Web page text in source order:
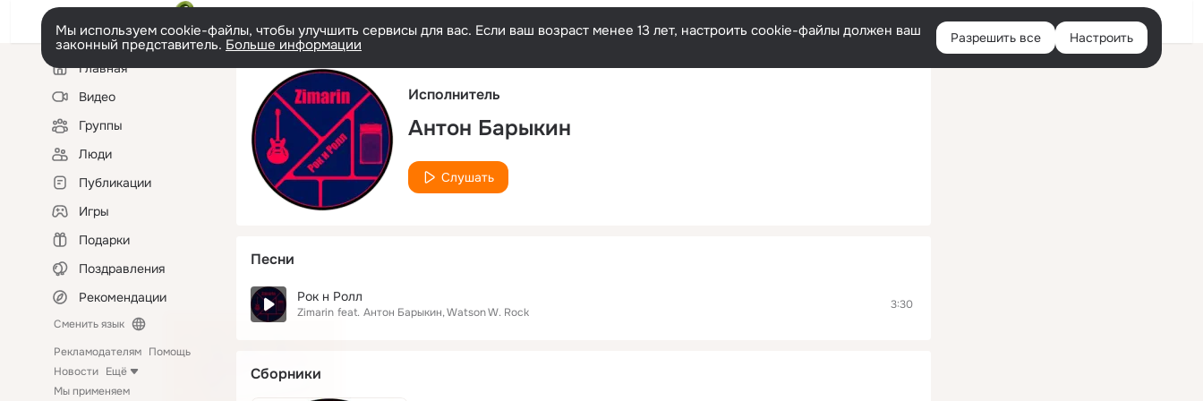
Русский Войти
Мы используем cookie-файлы, чтобы улучшить сервисы для вас. Если ваш возраст менее 13 лет, настроить cookie-файлы должен ваш
законный представитель. Больше информации Разрешить все Настроить
Левая
колонкаГлавная
Видео
Группы
Люди
Публикации
Игры
Подарки
Поздравления
Рекомендации
Сменить язык
Рекламодателям Помощь
Новости Ещё
Мы применяем
Исполнитель
Антон Барыкин
Слушать
Песни
Рок н Ролл
Zimarin feat. Антон Барыкин Watson W. Rock
3:30
Сборники